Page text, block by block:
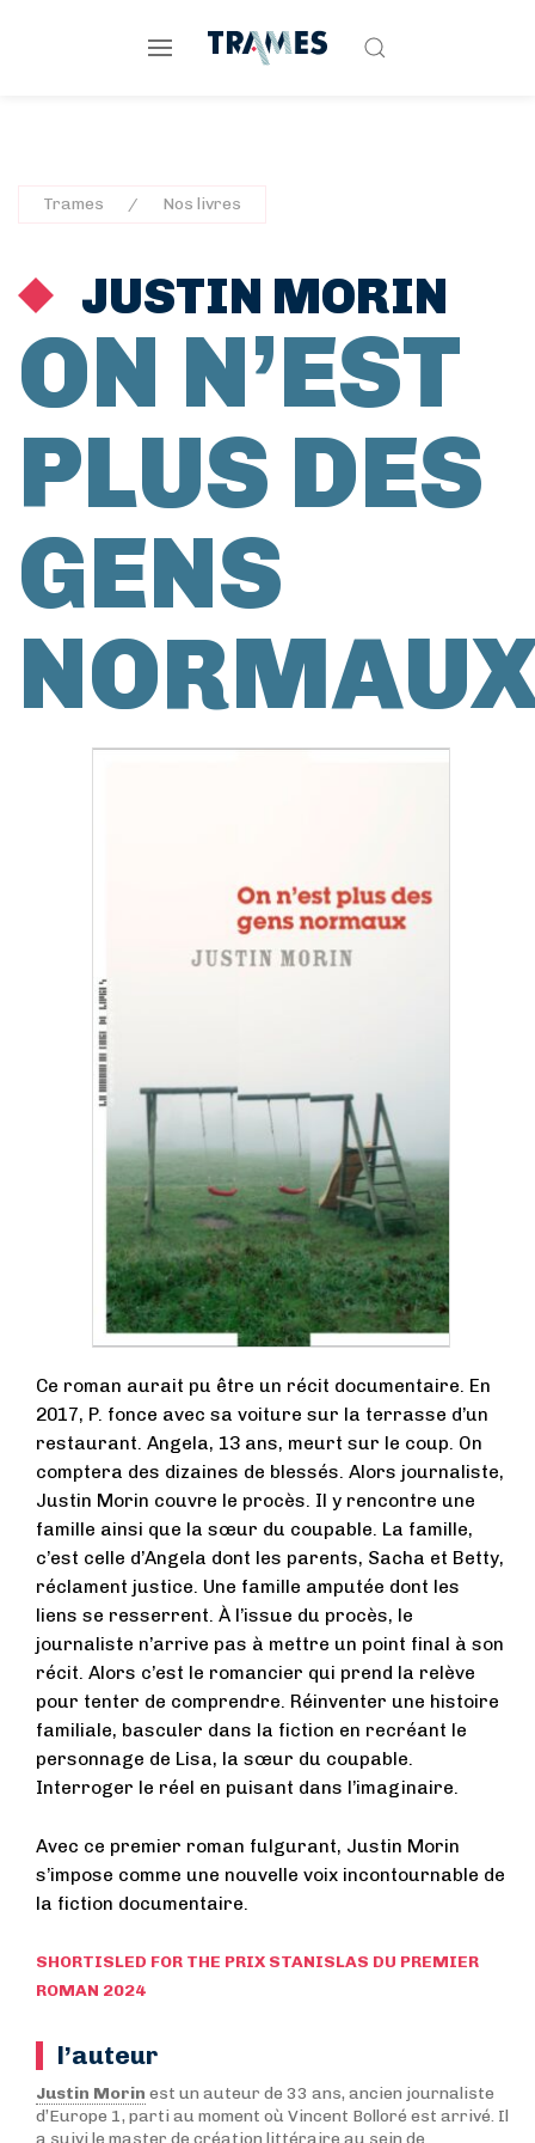
Trames Nos livres
JUSTIN MORIN
ON N’EST
PLUS DES
GENS
Ce roman aurait pu être un récit documentaire. En
2017, P. fonce avec sa voiture sur la terrasse d’un
restaurant. Angela, 13 ans, meurt sur le coup. On
comptera des dizaines de blessés. Alors journaliste,
Justin Morin couvre le procès. Il y rencontre une
famille ainsi que la sœur du coupable. La famille,
c’est celle d’Angela dont les parents, Sacha et Betty,
réclament justice. Une famille amputée dont les
liens se resserrent. À l’issue du procès, le
journaliste n’arrive pas à mettre un point final à son
récit. Alors c’est le romancier qui prend la relève
pour tenter de comprendre. Réinventer une histoire
familiale, basculer dans la fiction en recréant le
personnage de Lisa, la sœur du coupable.
Interroger le réel en puisant dans l’imaginaire.
Avec ce premier roman fulgurant, Justin Morin
s’impose comme une nouvelle voix incontournable de
la fiction documentaire.
SHORTISLED FOR THE PRIX STANISLAS DU PREMIER
ROMAN 2024
l’auteur
Justin Morin est un auteur de 33 ans, ancien journaliste
d’Europe 1, parti au moment où Vincent Bolloré est arrivé. Il
a suivi le master de création littéraire au sein de